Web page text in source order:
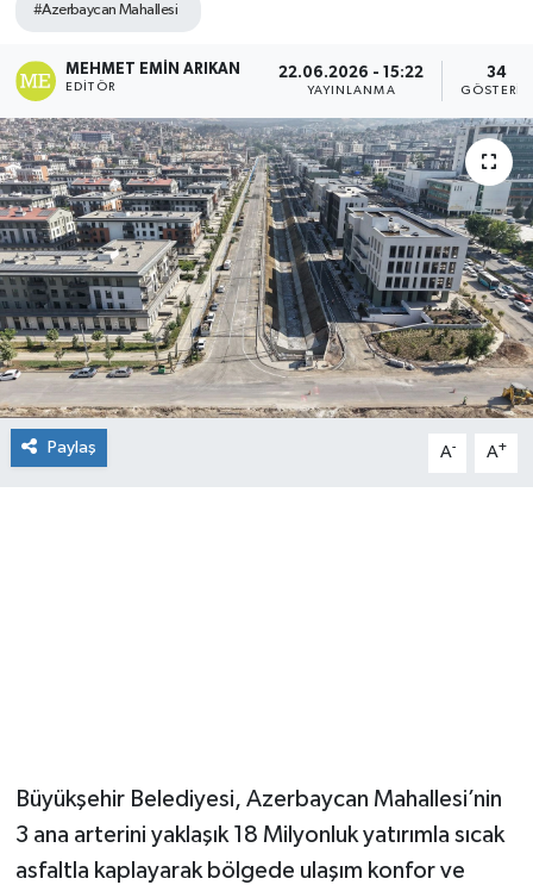
#Azerbaycan Mahallesi
MEHMET EMIN ARIKAN
EDITÖR
22.06.2026 - 15:22
YAYINLANMA
34
GÖSTERIM
Paylaş A- A+
Büyükşehir Belediyesi, Azerbaycan Mahallesi’nin
3 ana arterini yaklaşık 18 Milyonluk yatırımla sıcak
asfaltla kaplayarak bölgede ulaşım konfor ve